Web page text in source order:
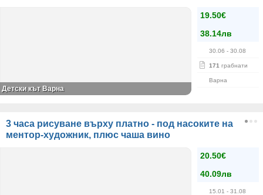
19.50€
38.14лв
30.06 - 30.08
171 грабнати
Варна
Детски кът Варна
3 часа рисуване върху платно - под насоките на
ментор-художник, плюс чаша вино
20.50€
40.09лв
15.01 - 31.08